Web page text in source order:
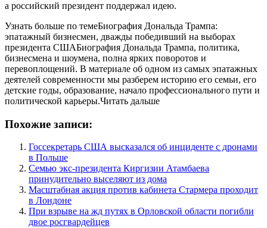
а российский президент поддержал идею.
Узнать больше по темеБиография Дональда Трампа:
эпатажный бизнесмен, дважды победивший на выборах
президента СШАБиография Дональда Трампа, политика,
бизнесмена и шоумена, полна ярких поворотов и
перевоплощений. В материале об одном из самых эпатажных
деятелей современности мы разберем историю его семьи, его
детские годы, образование, начало профессионального пути и
политической карьеры.Читать дальше
Похожие записи:
Госсекретарь США высказался об инциденте с дронами
в Польше
Семью экс-президента Киргизии Атамбаева
принудительно выселяют из дома
Масштабная акция против кабинета Стармера проходит
в Лондоне
При взрыве на жд путях в Орловской области погибли
двое росгвардейцев